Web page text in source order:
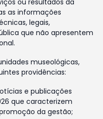
ou resultados da
as informações
legais,
que não apresentem
museológicas,
providências:
e publicações
que caracterizem
da gestão;